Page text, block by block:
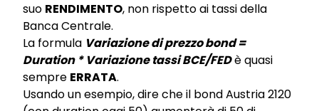
suo RENDIMENTO, non rispetto ai tassi della
Banca Centrale.
La formula Variazione di prezzo bond =
Duration * Variazione tassi BCE/FEDè quasi
sempre ERRATA.
Usando un esempio, dire che il bond Austria 2120